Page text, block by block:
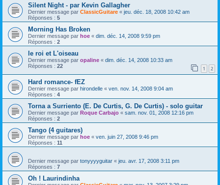
Silent Night - par Kevin Gallagher
Dernier message par ClassicGuitare « jeu. déc. 18, 2008 10:42 am
Réponses : 5
Morning Has Broken
Dernier message par hoe « dim. déc. 14, 2008 9:59 pm
Réponses : 2
le roi et L'oiseau
Dernier message par opaline « dim. déc. 14, 2008 10:33 am
Réponses : 22 1 2
Hard romance- fEZ
Dernier message par hirondelle « ven. nov. 14, 2008 9:04 am
Réponses : 4
Torna a Surriento (E. De Curtis, G. De Curtis) - solo guitar
Dernier message par Roque Carbajo « sam. nov. 01, 2008 12:16 pm
Réponses : 2
Tango (4 guitares)
Dernier message par hoe « ven. juin 27, 2008 9:46 pm
Réponses : 11
Dernier message par tonyyyyguitar « jeu. avr. 17, 2008 3:11 pm
Réponses : 7
Oh ! Laurindinha